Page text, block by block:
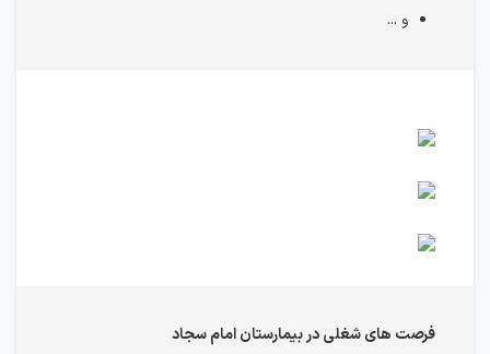
و ...
فرصت های شغلی در بیمارستان امام سجاد